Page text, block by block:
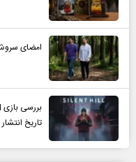
امضای
تاریخ